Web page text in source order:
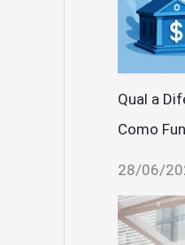
Qual a
Como
28/06/